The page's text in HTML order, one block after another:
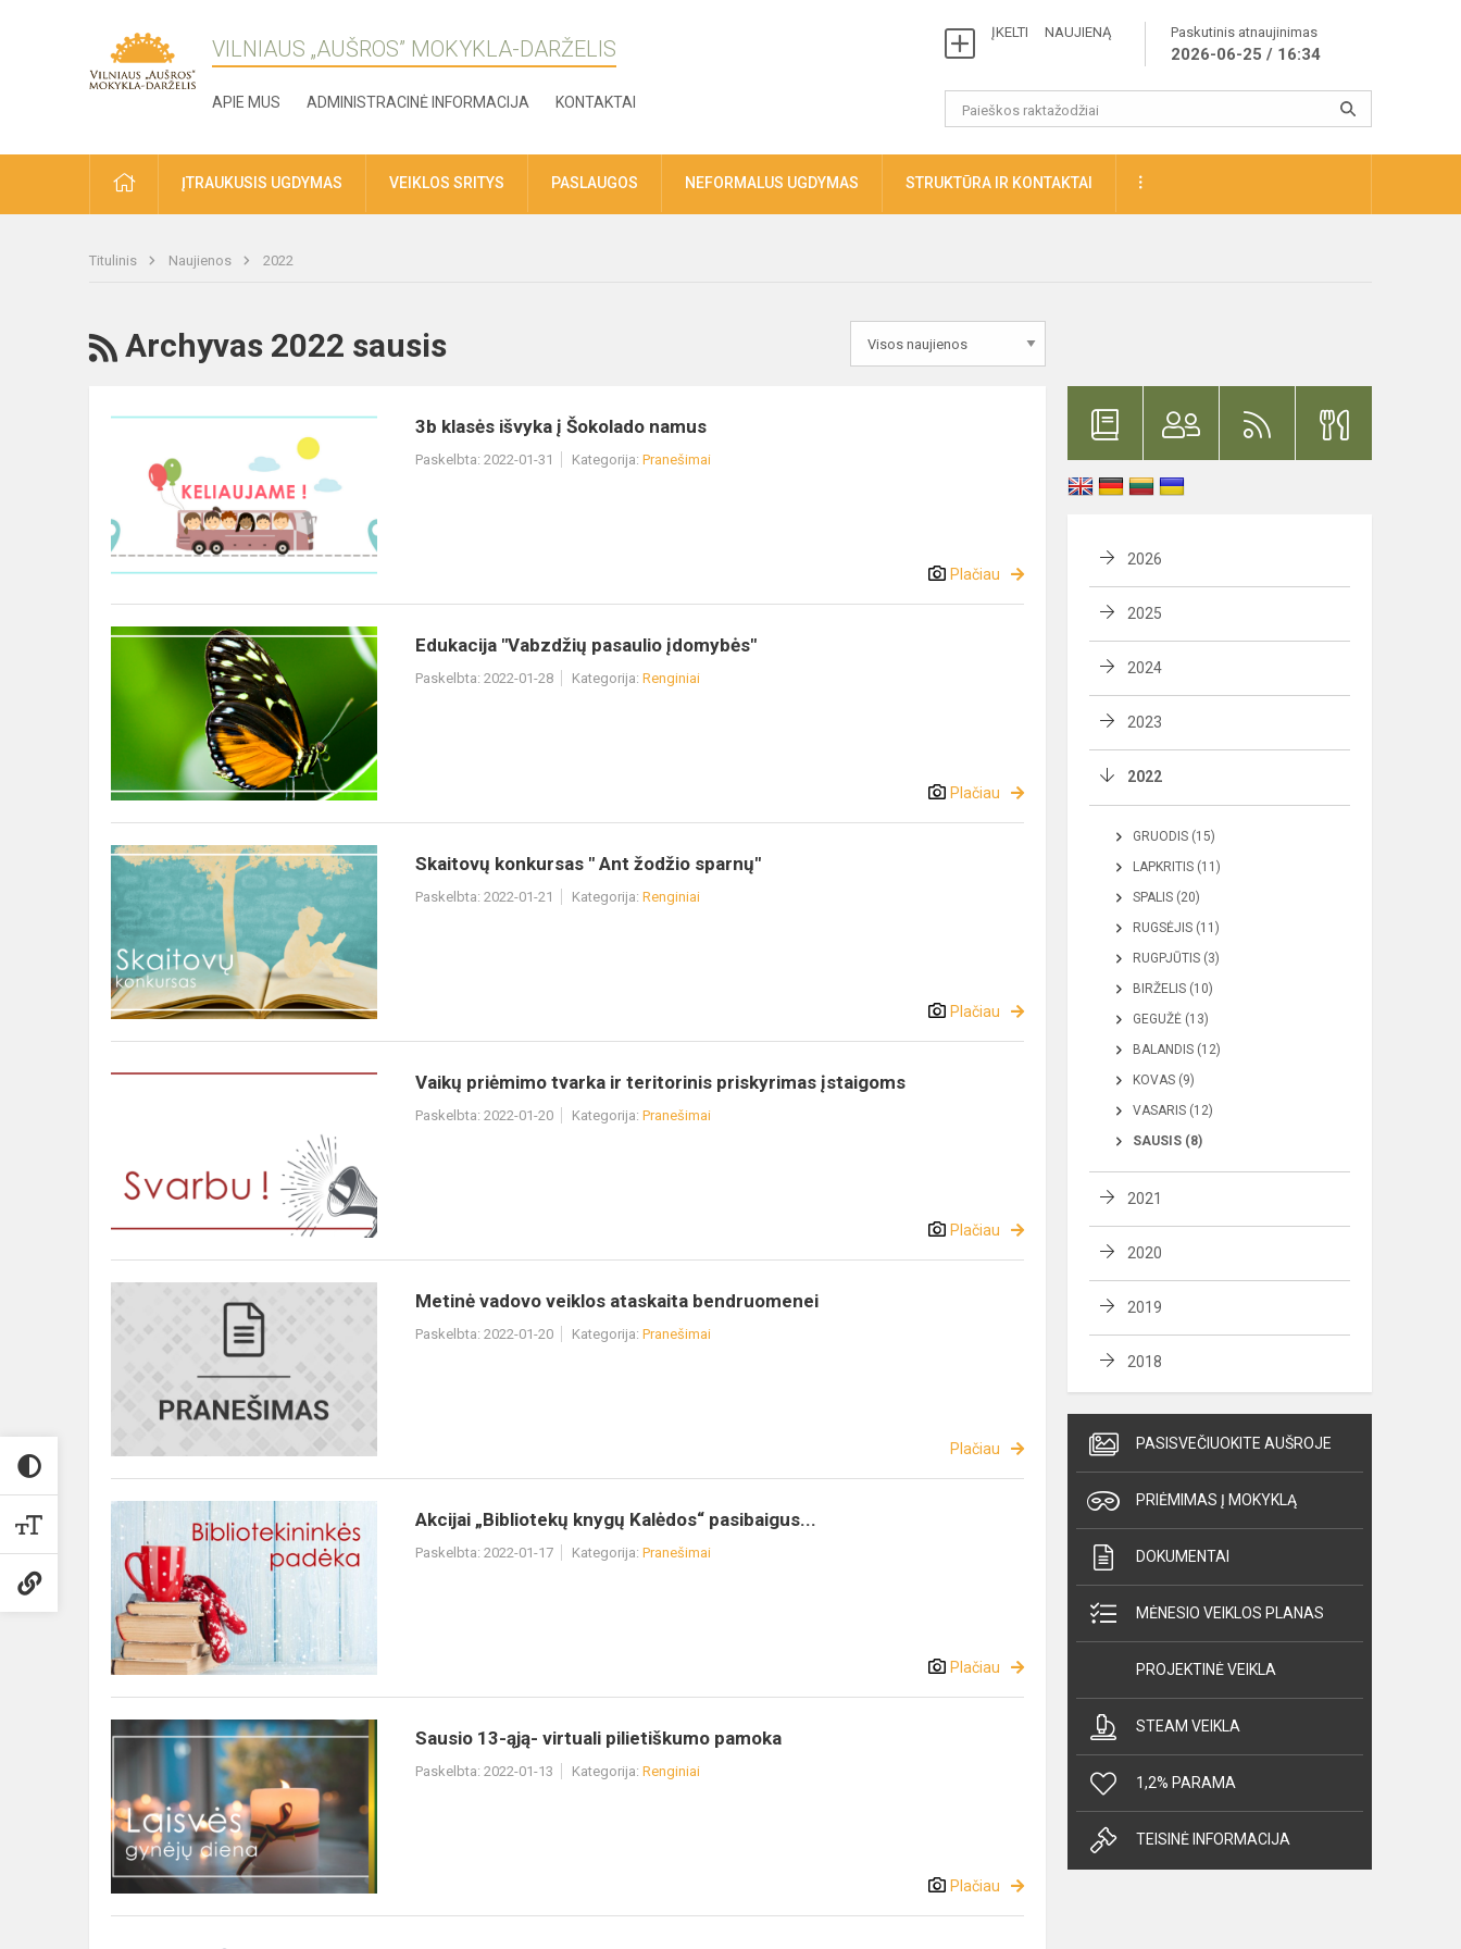
VILNIAUS „AUŠROS” MOKYKLA-DARŽELIS
APIE MUS ADMINISTRACINĖ INFORMACIJA KONTAKTAI
ĮKELTI NAUJIENĄ Paskutinis atnaujinimas
2026-06-25 / 16:34
ĮTRAUKUSIS UGDYMAS VEIKLOS SRITYS PASLAUGOS NEFORMALUS UGDYMAS STRUKTŪRA IR KONTAKTAI
Titulinis Naujienos 2022
Archyvas 2022 sausis
3b klasės išvyka į Šokolado namus
Paskelbta: 2022-01-31 Kategorija: Pranešimai
Plačiau
Edukacija "Vabzdžių pasaulio įdomybės"
Paskelbta: 2022-01-28 Kategorija: Renginiai
Plačiau
Skaitovų konkursas " Ant žodžio sparnų"
Paskelbta: 2022-01-21 Kategorija: Renginiai
Plačiau
Vaikų priėmimo tvarka ir teritorinis priskyrimas įstaigoms
Paskelbta: 2022-01-20 Kategorija: Pranešimai
Plačiau
Metinė vadovo veiklos ataskaita bendruomenei
Paskelbta: 2022-01-20 Kategorija: Pranešimai
Plačiau
Akcijai „Bibliotekų knygų Kalėdos“ pasibaigus...
Paskelbta: 2022-01-17 Kategorija: Pranešimai
Plačiau
Sausio 13-ąją- virtuali pilietiškumo pamoka
Paskelbta: 2022-01-13 Kategorija: Renginiai
Plačiau
2026
2025
2024
2023
2022
GRUODIS (15)
LAPKRITIS (11)
SPALIS (20)
RUGSĖJIS (11)
RUGPJŪTIS (3)
BIRŽELIS (10)
GEGUŽĖ (13)
BALANDIS (12)
KOVAS (9)
VASARIS (12)
SAUSIS (8)
2021
2020
2019
2018
PASISVEČIUOKITE AUŠROJE
PRIĖMIMAS Į MOKYKLĄ
DOKUMENTAI
MĖNESIO VEIKLOS PLANAS
PROJEKTINĖ VEIKLA
STEAM VEIKLA
1,2% PARAMA
TEISINĖ INFORMACIJA